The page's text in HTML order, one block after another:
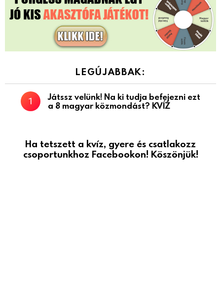
LEGÚJABBAK:
Játssz velünk! Na ki tudja befejezni ezt
a 8 magyar közmondást? KVÍZ
Ha tetszett a kvíz, gyere és csatlakozz
csoportunkhoz Facebookon! Köszönjük!